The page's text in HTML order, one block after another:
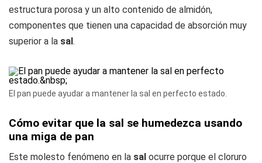
estructura porosa y un alto contenido de almidón,
componentes que tienen una capacidad de absorción muy
superior a la sal.
El pan puede ayudar a mantener la sal en perfecto estado.
Cómo evitar que la sal se humedezca usando
una miga de pan
Este molesto fenómeno en la sal ocurre porque el cloruro